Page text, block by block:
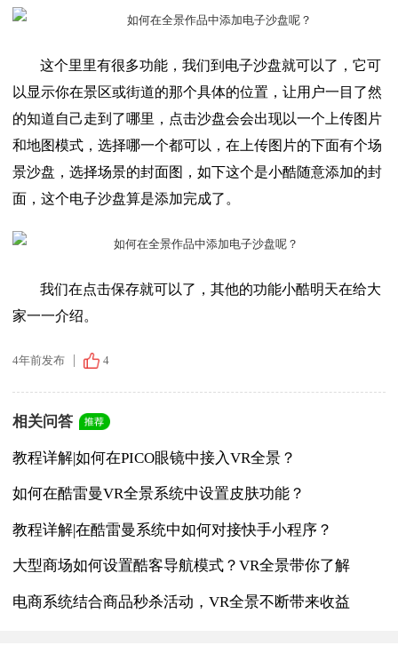
这个里里有很多功能，我们到电子沙盘就可以了，它可
以显示你在景区或街道的那个具体的位置，让用户一目了然
的知道自己走到了哪里，点击沙盘会会出现以一个上传图片
和地图模式，选择哪一个都可以，在上传图片的下面有个场
景沙盘，选择场景的封面图，如下这个是小酷随意添加的封
面，这个电子沙盘算是添加完成了。
我们在点击保存就可以了，其他的功能小酷明天在给大
家一一介绍。
4年前发布 4
相关问答
教程详解|如何在PICO眼镜中接入VR全景？
如何在酷雷曼VR全景系统中设置皮肤功能？
教程详解|在酷雷曼系统中如何对接快手小程序？
大型商场如何设置酷客导航模式？VR全景带你了解
电商系统结合商品秒杀活动，VR全景不断带来收益